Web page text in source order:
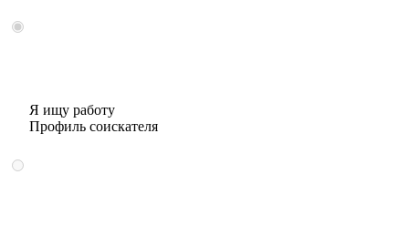
Я ищу работу
Профиль соискателя